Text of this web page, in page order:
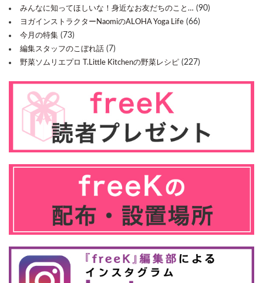
みんなに知ってほしいな！身近なお友だちのこと… (90)
ヨガインストラクターNaomiのALOHA Yoga Life (66)
今月の特集 (73)
編集スタッフのこぼれ話 (7)
野菜ソムリエプロ T.Little Kitchenの野菜レシピ (227)